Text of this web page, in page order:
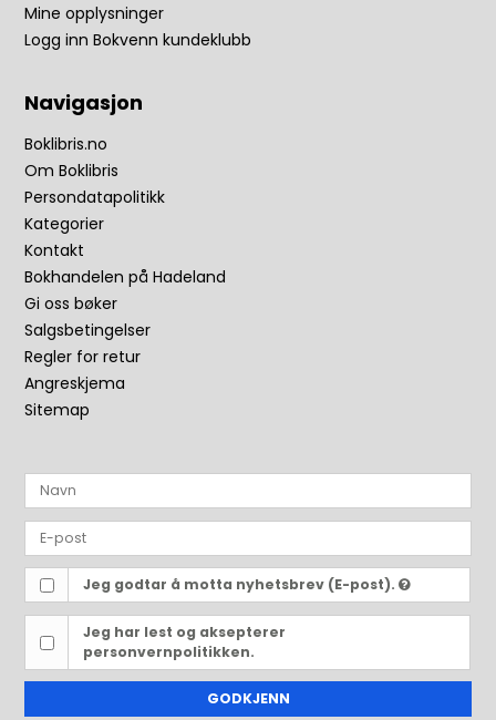
Mine opplysninger
Logg inn Bokvenn kundeklubb
Navigasjon
Boklibris.no
Om Boklibris
Persondatapolitikk
Kategorier
Kontakt
Bokhandelen på Hadeland
Gi oss bøker
Salgsbetingelser
Regler for retur
Angreskjema
Sitemap
Jeg godtar å motta nyhetsbrev (E-post).
Jeg har lest og aksepterer
personvernpolitikken.
GODKJENN